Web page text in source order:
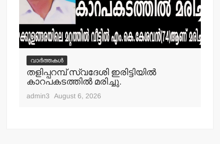
വാർത്തകൾ
തളിപ്പറമ്പ് സ്വദേശി ഇരിട്ടിയില്‍
കാറപകടത്തില്‍ മരിച്ചു.
admin3 August 6, 2026